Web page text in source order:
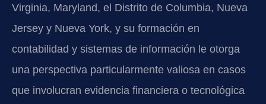
Virginia, Maryland, el Distrito de Columbia, Nueva
Jersey y Nueva York, y su formación en
contabilidad y sistemas de información le otorga
una perspectiva particularmente valiosa en casos
que involucran evidencia financiera o tecnológica